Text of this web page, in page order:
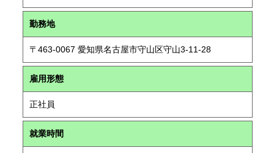
勤務地
〒463-0067 愛知県名古屋市守山区守山3-11-28
雇用形態
正社員
就業時間